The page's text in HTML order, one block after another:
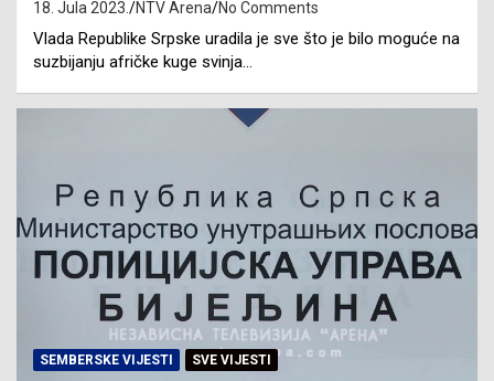
18. Jula 2023. NTV Arena No Comments
Vlada Republike Srpske uradila je sve što je bilo moguće na
suzbijanju afričke kuge svinja…
SEMBERSKE VIJESTI SVE VIJESTI